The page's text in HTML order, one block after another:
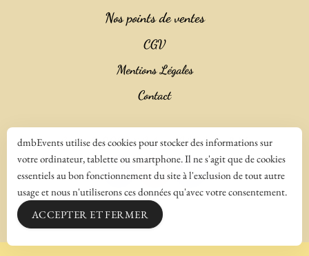
Nos points de ventes
CGV
Mentions Légales
Contact
Copyright 2023 ©Salencia SAS Agence Web
dmbEvents utilise des cookies pour stocker des informations sur
votre ordinateur, tablette ou smartphone. Il ne s'agit que de cookies
essentiels au bon fonctionnement du site à l'exclusion de tout autre
usage et nous n'utiliserons ces données qu'avec votre consentement.
ACCEPTER ET FERMER